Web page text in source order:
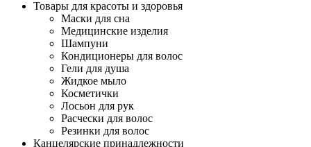
Товары для красоты и здоровья
Маски для сна
Медицинские изделия
Шампуни
Кондиционеры для волос
Гели для душа
Жидкое мыло
Косметички
Лосьон для рук
Расчески для волос
Резинки для волос
Канцелярские принадлежности